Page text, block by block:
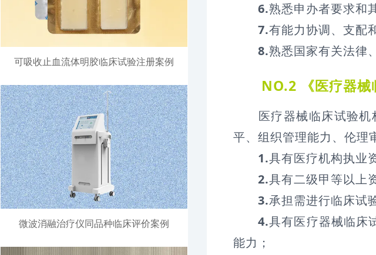
可吸收止血流体明胶临床试验注册案例
微波消融治疗仪同品种临床评价案例
6.熟悉申办者要求和
7.有能力协调、支配
8.熟悉国家有关法律
NO.2 《医疗器械
医疗器械临床试验机
平、组织管理能力、伦理
1.具有医疗机构执业
2.具有二级甲等以上
3.承担需进行临床试
4.具有医疗器械临床
能力；